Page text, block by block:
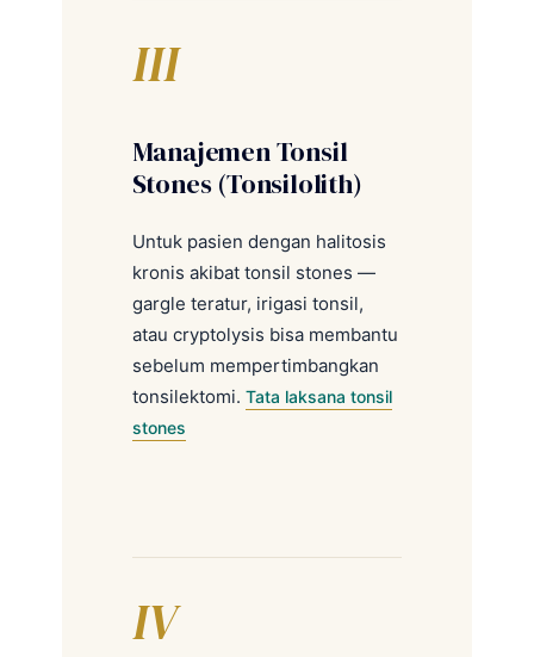
III
Manajemen Tonsil
Stones (Tonsilolith)
Untuk pasien dengan halitosis
kronis akibat tonsil stones —
gargle teratur, irigasi tonsil,
atau cryptolysis bisa membantu
sebelum mempertimbangkan
tonsilektomi. Tata laksana tonsil
stones
IV